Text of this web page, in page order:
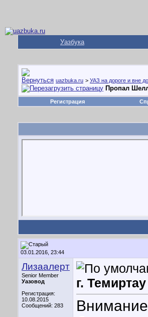
Уазбука
uazbuka.ru > УАЗ на дороге и вне
Пропал
Регистрация
03.01.2016, 23:44
Лизаалерт
Senior Member
Уазовод
Регистрация:
10.08.2015
Сообщений: 283
г. Темиртау